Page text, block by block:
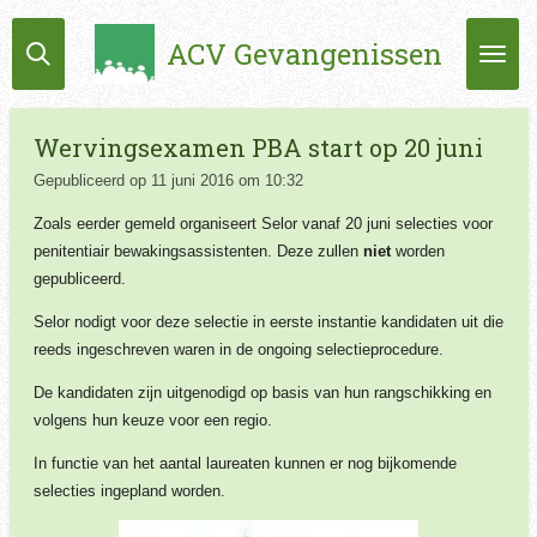
Ga
direct
de
hoofdinhoud
ACV Gevangenissen
Wervingsexamen PBA start op 20 juni
Gepubliceerd op 11 juni 2016 om 10:32
Zoals eerder gemeld organiseert Selor vanaf 20 juni selecties voor
penitentiair bewakingsassistenten. Deze zullen nietworden
gepubliceerd.
Selor nodigt voor deze selectie in eerste instantie kandidaten uit die
reeds ingeschreven waren in de ongoing selectieprocedure.
De kandidaten zijn uitgenodigd op basis van hun rangschikking en
volgens hun keuze voor een regio.
In functie van het aantal laureaten kunnen er nog bijkomende
selecties ingepland worden.